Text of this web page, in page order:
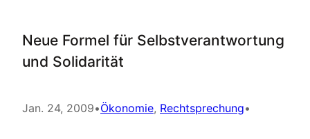
Neue Formel für Selbstverantwortung
und Solidarität
Jan. 24, 2009•Ökonomie, Rechtsprechung•